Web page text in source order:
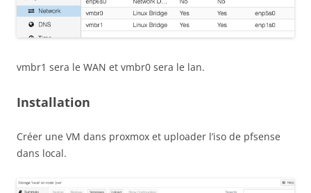
vmbr1 sera le WAN et vmbr0 sera le lan.
Installation
Créer une VM dans proxmox et uploader l’iso de pfsense
dans local.